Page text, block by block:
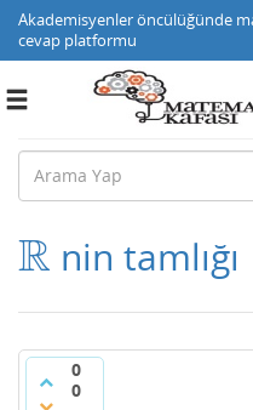
Akademisyenler öncülüğünde
cevap platformu
Toggle
R
R nin tamlığı
0
0